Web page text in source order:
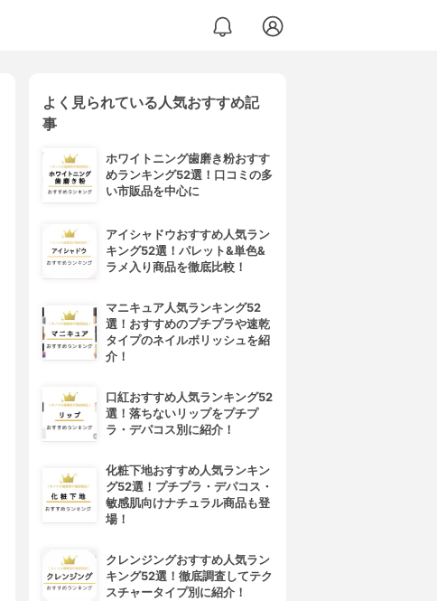
よく見られている人気おすすめ記
事
ホワイトニング歯磨き粉おすす
めランキング52選！口コミの多
い市販品を中心に
アイシャドウおすすめ人気ラン
キング52選！パレット&単色&
ラメ入り商品を徹底比較！
マニキュア人気ランキング52
選！おすすめのプチプラや速乾
タイプのネイルポリッシュを紹
介！
口紅おすすめ人気ランキング52
選！落ちないリップをプチプ
ラ・デパコス別に紹介！
化粧下地おすすめ人気ランキン
グ52選！プチプラ・デパコス・
敏感肌向けナチュラル商品も登
場！
クレンジングおすすめ人気ラン
キング52選！徹底調査してテク
スチャータイプ別に紹介！